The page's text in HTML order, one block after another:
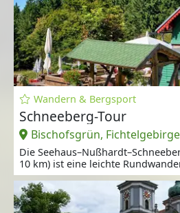
Wandern & Bergsport
Schneeberg-Tour
Bischofsgrün, Fichtelgebirge
Die
10 km) ist eine leichte
Fichtelgebirges.